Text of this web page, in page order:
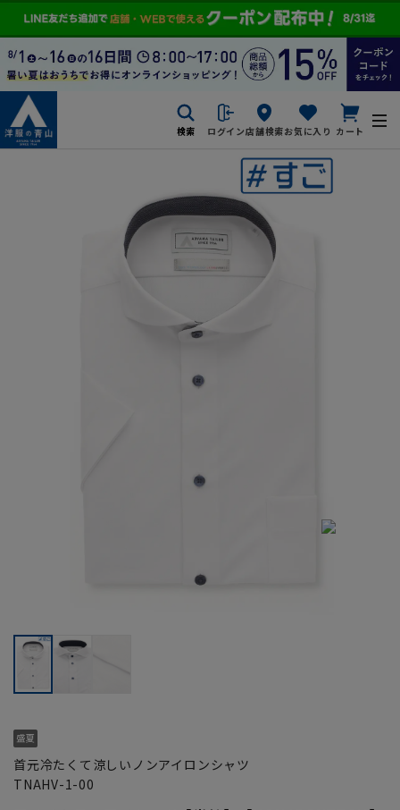
検索 ログイン店舗検索お気に入り カート
首元冷たくて涼しいノンアイロンシャツ
TNAHV-1-00